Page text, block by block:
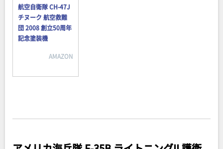
航空自衛隊 CH-47J
チヌーク 航空救難
団 2008 創立50周年
記念塗装機
AMAZON